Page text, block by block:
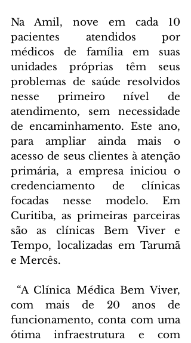
Na Amil, nove em cada 10
pacientes atendidos por
médicos de família em suas
unidades próprias têm seus
problemas de saúde resolvidos
nesse primeiro nível de
atendimento, sem necessidade
de encaminhamento. Este ano,
para ampliar ainda mais o
acesso de seus clientes à atenção
primária, a empresa iniciou o
credenciamento de clínicas
focadas nesse modelo. Em
Curitiba, as primeiras parceiras
são as clínicas Bem Viver e
Tempo, localizadas em Tarumã
e Mercês.
“A Clínica Médica Bem Viver,
com mais de 20 anos de
funcionamento, conta com uma
ótima infraestrutura e com